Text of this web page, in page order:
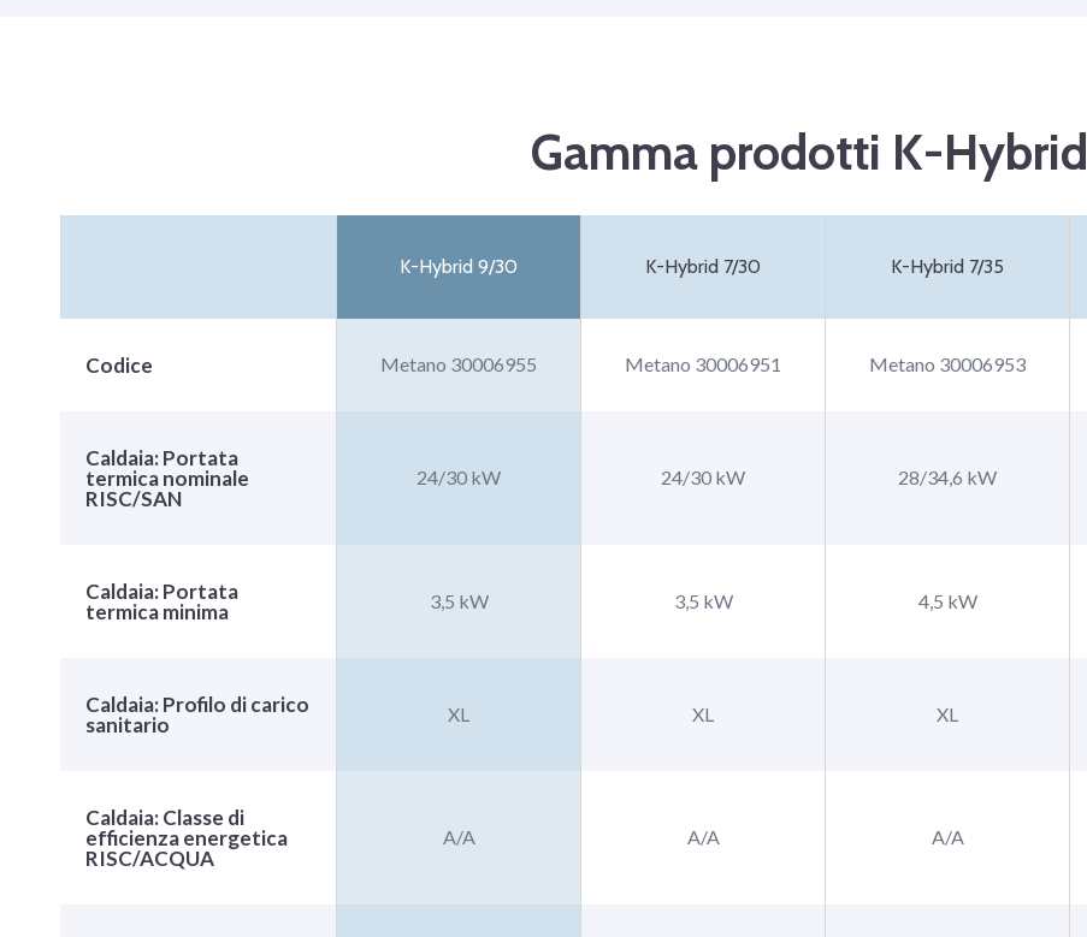
Gamma prodotti K-Hybrid
K-Hybrid 9/30 K-Hybrid 7/30 K-Hybrid 7/35
Codice Metano 30006955 Metano 30006951 Metano 30006953
Caldaia: Portata
termica nominale
RISC/SAN
24/30 kW 24/30 kW 28/34,6 kW
Caldaia: Portata
termica minima
3,5 kW 3,5 kW 4,5 kW
Caldaia: Profilo di carico
sanitario
XL XL XL
Caldaia: Classe di
efficienza energetica
RISC/ACQUA
A/A A/A A/A